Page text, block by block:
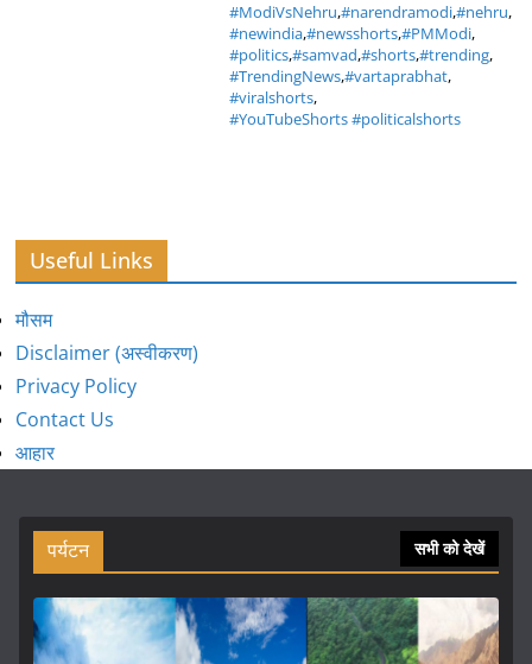
#ModiVsNehru,#narendramodi,#nehru,
#newindia,#newsshorts,#PMModi,
#politics,#samvad,#shorts,#trending,
#TrendingNews,#vartaprabhat,
#viralshorts,
#YouTubeShorts #politicalshorts
Useful Links
मौसम
Disclaimer (अस्वीकरण)
Privacy Policy
Contact Us
आहार
पर्यटन सभी को देखें